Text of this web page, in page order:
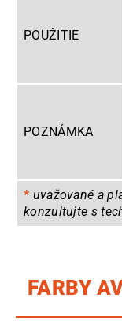
POUŽITIE
POZNÁMKA
* uvažované a
konzultujte s
FARBY